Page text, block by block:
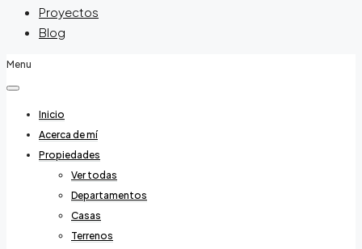
Proyectos
Blog
Menu
Inicio
Acerca de mí
Propiedades
Ver todas
Departamentos
Casas
Terrenos